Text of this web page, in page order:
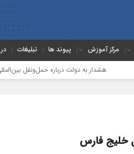
مرکز آموزش پیوند ها تبلیغات
هشدار به دولت درباره حمل‌ونقل بین‌المللی؛